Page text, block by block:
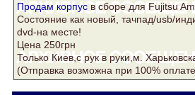
Продамкорпусв сборе для Fujitsu
Состояние как новый, тачпад/usb/
dvd-на месте!
Цена 250грн
Только Киев,с рук в руки,м.
(Отправка возможна при 100%